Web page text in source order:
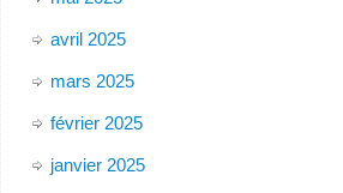
avril 2025
mars 2025
février 2025
janvier 2025